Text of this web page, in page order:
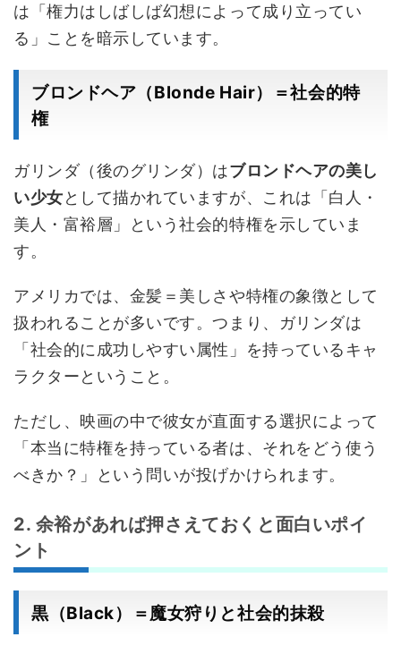
は「権力はしばしば幻想によって成り立ってい
る」ことを暗示しています。
ブロンドヘア（Blonde Hair）＝社会的特
権
ガリンダ（後のグリンダ）はブロンドヘアの美し
い少女として描かれていますが、これは「白人・
美人・富裕層」という社会的特権を示していま
す。
アメリカでは、金髪＝美しさや特権の象徴として
扱われることが多いです。つまり、ガリンダは
「社会的に成功しやすい属性」を持っているキャ
ラクターということ。
ただし、映画の中で彼女が直面する選択によって
「本当に特権を持っている者は、それをどう使う
べきか？」という問いが投げかけられます。
2. 余裕があれば押さえておくと面白いポイ
ント
黒（Black）＝魔女狩りと社会的抹殺